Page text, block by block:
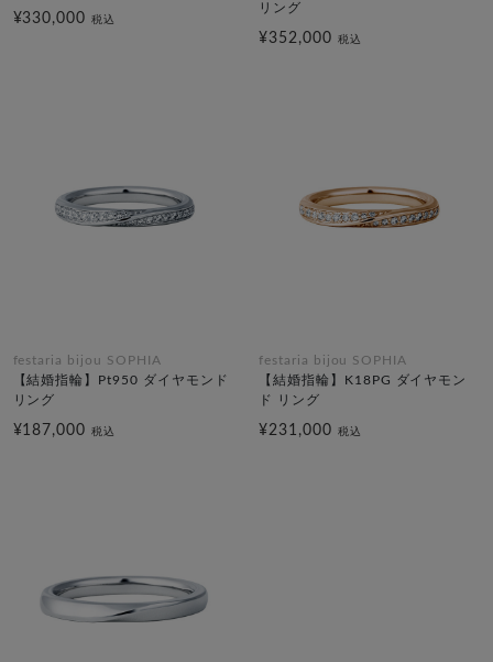
¥330,000税込
リング
¥352,000 税込
festaria bijou SOPHIA
【結婚指輪】Pt950 ダイヤモンド
リング
¥187,000税込
festaria bijou SOPHIA
【結婚指輪】K18PG ダイヤモン
ド リング
¥231,000 税込